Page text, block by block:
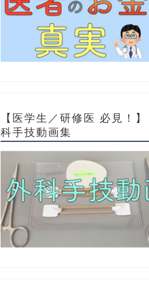
【医学生／研修医 必見！
科手技動画集